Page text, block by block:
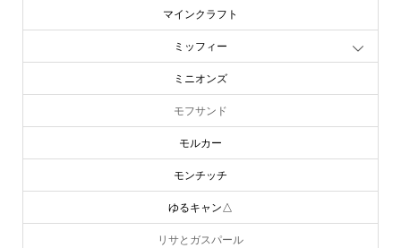
マインクラフト
ミッフィー
ミニオンズ
モフサンド
モルカー
モンチッチ
ゆるキャン△
リサとガスパール